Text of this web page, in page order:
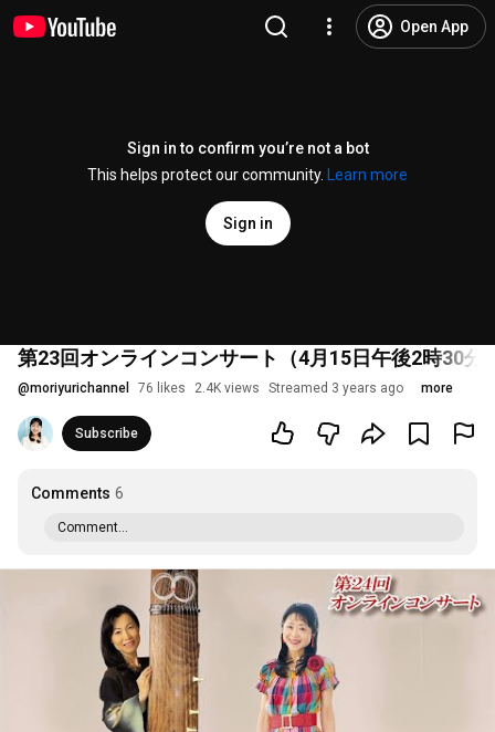
Open App
Sign in to confirm you’re not a bot
This helps protect our community.
Learn more
Sign in
第23回オンラインコンサート（4月15日午後2時30分
@moriyurichannel 76 likes 2.4K views Streamed 3 years ago more
Subscribe
Comments 6
Comment...